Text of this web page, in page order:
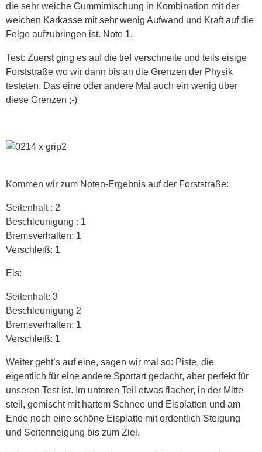
die sehr weiche Gummimischung in Kombination mit der
weichen Karkasse mit sehr wenig Aufwand und Kraft auf die
Felge aufzubringen ist. Note 1.
Test: Zuerst ging es auf die tief verschneite und teils eisige
Forststraße wo wir dann bis an die Grenzen der Physik
testeten. Das eine oder andere Mal auch ein wenig über
diese Grenzen ;-)
Kommen wir zum Noten-Ergebnis auf der Forststraße:
Seitenhalt : 2
Beschleunigung : 1
Bremsverhalten: 1
Verschleiß: 1
Eis:
Seitenhalt: 3
Beschleunigung 2
Bremsverhalten: 1
Verschleiß: 1
Weiter geht’s auf eine, sagen wir mal so: Piste, die
eigentlich für eine andere Sportart gedacht, aber perfekt für
unseren Test ist. Im unteren Teil etwas flacher, in der Mitte
steil, gemischt mit hartem Schnee und Eisplatten und am
Ende noch eine schöne Eisplatte mit ordentlich Steigung
und Seitenneigung bis zum Ziel.